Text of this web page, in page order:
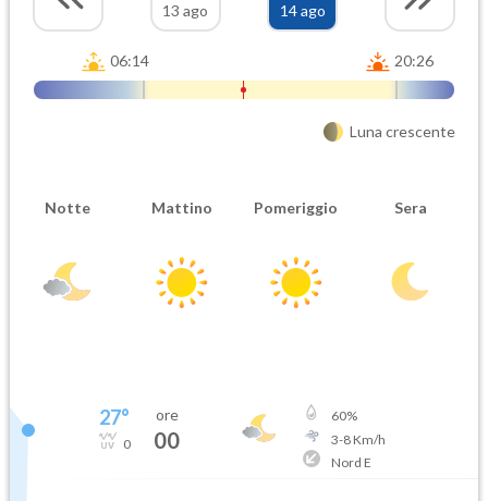
13 ago
14 ago
06:14 20:26
Luna crescente
Notte Mattino Pomeriggio Sera
27°
0
ore
00
60%
3-8Km/h
Nord E